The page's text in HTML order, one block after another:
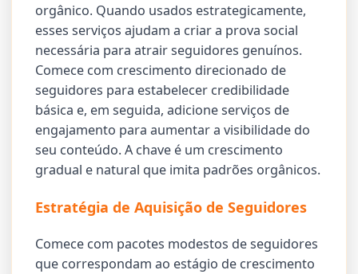
orgânico. Quando usados estrategicamente,
esses serviços ajudam a criar a prova social
necessária para atrair seguidores genuínos.
Comece com crescimento direcionado de
seguidores para estabelecer credibilidade
básica e, em seguida, adicione serviços de
engajamento para aumentar a visibilidade do
seu conteúdo. A chave é um crescimento
gradual e natural que imita padrões orgânicos.
Estratégia de Aquisição de Seguidores
Comece com pacotes modestos de seguidores
que correspondam ao estágio de crescimento